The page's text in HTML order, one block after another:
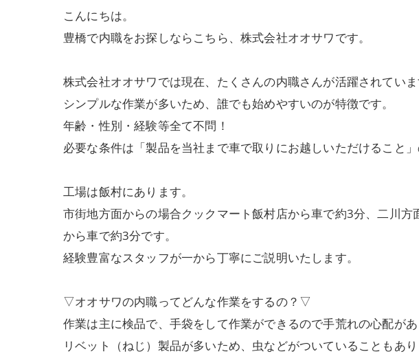
こんにちは。
豊橋で内職をお探しならこちら、株式会社オオサワです。
株式会社オオサワでは現在、たくさんの内職さんが活躍されていま
シンプルな作業が多いため、誰でも始めやすいのが特徴です。
年齢・性別・経験等全て不問！
必要な条件は「製品を当社まで車で取りにお越しいただけること」
工場は飯村にあります。
市街地方面からの場合クックマート飯村店から車で約3分、二川
から車で約3分です。
経験豊富なスタッフが一から丁寧にご説明いたします。
▽オオサワの内職ってどんな作業をするの？▽
作業は主に検品で、手袋をして作業ができるので手荒れの心配があ
リベット（ねじ）製品が多いため、虫などがついていることもあり